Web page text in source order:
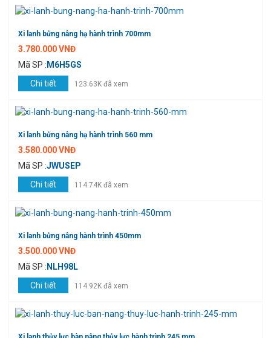
Xi lanh bửng nâng hạ hành trình 700mm
3.780.000 VNĐ
Mã SP : M6H5GS
Chi tiết
123.63K đã xem
Xi lanh bửng nâng hạ hành trình 560 mm
3.580.000 VNĐ
Mã SP :JWUSEP
Chi tiết
114.74K đã xem
Xi lanh bửng nâng hành trình 450mm
3.500.000 VNĐ
Mã SP : NLH98L
Chi tiết
114.92K đã xem